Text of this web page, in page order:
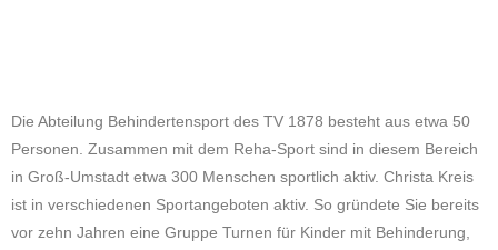
Die Abteilung Behindertensport des TV 1878 besteht aus etwa 50
Personen. Zusammen mit dem Reha-Sport sind in diesem Bereich
in Groß-Umstadt etwa 300 Menschen sportlich aktiv. Christa Kreis
ist in verschiedenen Sportangeboten aktiv. So gründete Sie bereits
vor zehn Jahren eine Gruppe Turnen für Kinder mit Behinderung,